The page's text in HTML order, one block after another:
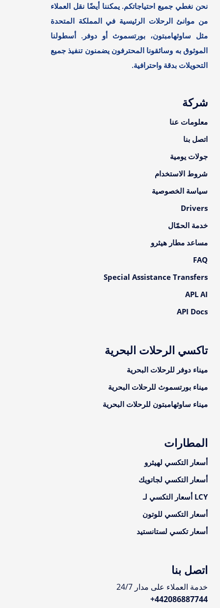
نحن نغطي جميع احتياجاتكم. يمكننا أيضًا نقل العملاء
من موانئ الرحلات الرئيسية في المملكة المتحدة
مثل ساوثهامبتون، بورتسموث أو دوفر. أسطولنا
الموثوق به وسائقونا المحترفون يضمنون تنفيذ جميع
التحويلات بدقة واحترافية.
شركة
معلومات عنا
اتصل بنا
جولات يومية
شروط الاستخدام
سياسة الخصوصية
Drivers
خدمة الحمّال
مساعد مطار هيثرو
FAQ
Special Assistance Transfers
APL AI
API Docs
تاكسي الرحلات البحرية
ميناء دوفر للرحلات البحرية
ميناء بورتسموث للرحلات البحرية
ميناء ساوثهامبتون للرحلات البحرية
المطارات
أسعار التكسي لهيثرو
أسعار التكسي لجاتويك
LCY أسعار التكسي لـ
أسعار التكسي للوتون
أسعار تكسي لستانستيد
اتصل بنا
خدمة العملاء على مدار 24/7
+442086887744